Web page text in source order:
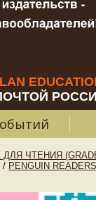
ЧТЕНИЯ
/ PENGUIN